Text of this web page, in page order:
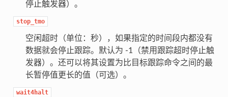
停止触发器）。
stop_tmo
空闲超时（单位：秒），如果指定的时间段内都没有
数据就会停止跟踪。默认为 -1（禁用跟踪超时停止触
发器）。还可以将其设置为比目标跟踪命令之间的最
长暂停值更长的值（可选）。
wait4halt